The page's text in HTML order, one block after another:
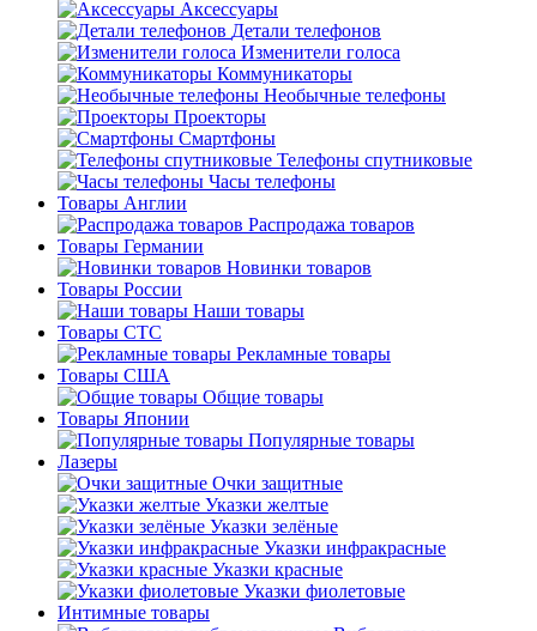
Аксессуары
Детали телефонов
Изменители голоса
Коммуникаторы
Необычные телефоны
Проекторы
Смартфоны
Телефоны спутниковые
Часы телефоны
Товары Англии
Распродажа товаров
Товары Германии
Новинки товаров
Товары России
Наши товары
Товары СТС
Рекламные товары
Товары США
Общие товары
Товары Японии
Популярные товары
Лазеры
Очки защитные
Указки желтые
Указки зелёные
Указки инфракрасные
Указки красные
Указки фиолетовые
Интимные товары